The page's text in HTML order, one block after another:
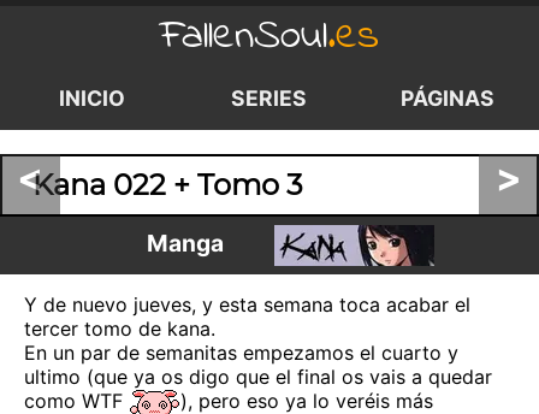
FallenSoul.es
INICIO SERIES PÁGINAS
< >
Kana 022 + Tomo 3
Manga
Y de nuevo jueves, y esta semana toca acabar el
tercer tomo de kana.
En un par de semanitas empezamos el cuarto y
ultimo (que ya os digo que el final os vais a quedar
como WTF
), pero eso ya lo veréis más